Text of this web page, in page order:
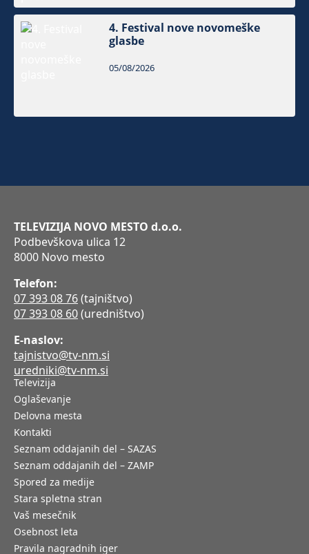
4. Festival nove novomeške
glasbe
05/08/2026
TELEVIZIJA NOVO MESTO d.o.o.
Podbevškova ulica 12
8000 Novo mesto
Telefon:
07 393 08 76(tajništvo)
07 393 08 60(uredništvo)
E-naslov:
tajnistvo@tv-nm.si
uredniki@tv-nm.si
Televizija
Oglaševanje
Delovna mesta
Kontakti
Seznam oddajanih del – SAZAS
Seznam oddajanih del – ZAMP
Spored za medije
Stara spletna stran
Vaš mesečnik
Osebnost leta
Pravila nagradnih iger